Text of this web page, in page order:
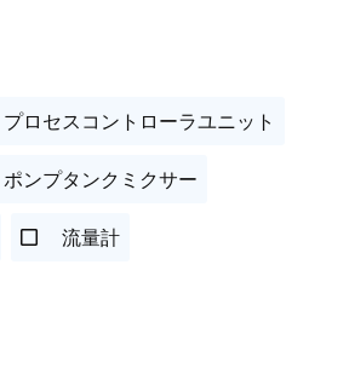
プロセスコントローラユニット
ポンプタンクミクサー
流量計